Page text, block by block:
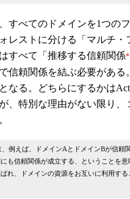
べてのドメインを1つの
レストに分ける「マルチ・
すべて「推移する信頼関係
信頼関係を結ぶ必要がある
なる。どちらにするかは
、特別な理由がない限り、
例えば、ドメインAとドメインBが信頼
も信頼関係が成立する、ということを
れ、ドメインの資源をお互いに利用する